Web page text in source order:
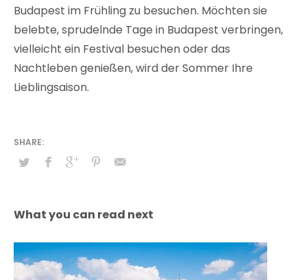
Budapest im Frühling zu besuchen. Möchten sie
belebte, sprudelnde Tage in Budapest verbringen,
vielleicht ein Festival besuchen oder das
Nachtleben genießen, wird der Sommer Ihre
Lieblingsaison.
What you can read next